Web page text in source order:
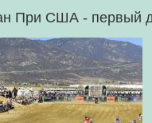
При США - первый